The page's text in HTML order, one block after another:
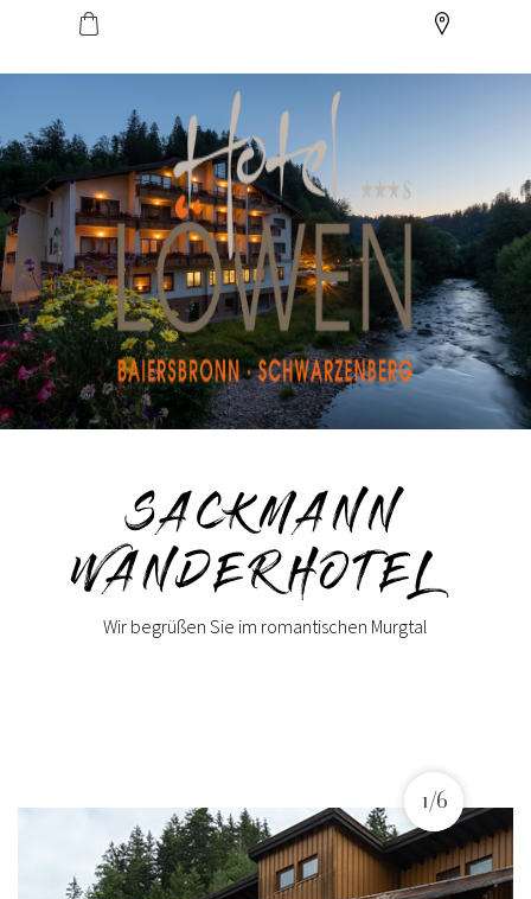
SACKMANN
WANDERHOTEL
Wir begrüßen Sie im romantischen Murgtal
1/6
1/6